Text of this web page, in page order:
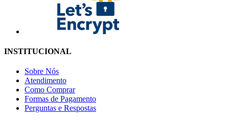
INSTITUCIONAL
Sobre Nós
Atendimento
Como Comprar
Formas de Pagamento
Perguntas e Respostas